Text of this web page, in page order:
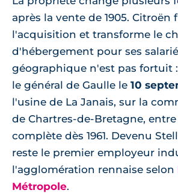
après la vente de 1905. Citroën
l'acquisition et transforme le
d'hébergement pour ses
géographique n'est pas fortuit
le général de Gaulle le 10
l'usine de La Janais, sur la
de Chartres-de-Bretagne,
complète dès 1961. Devenu
reste le premier employeur
l'agglomération rennaise selon
Métropole.